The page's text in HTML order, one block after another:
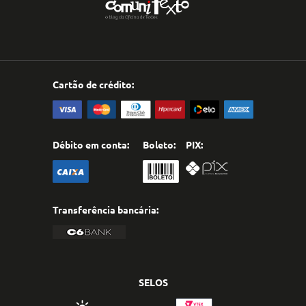
Cartão de crédito:
Débito em conta: Boleto: PIX:
Transferência bancária:
SELOS